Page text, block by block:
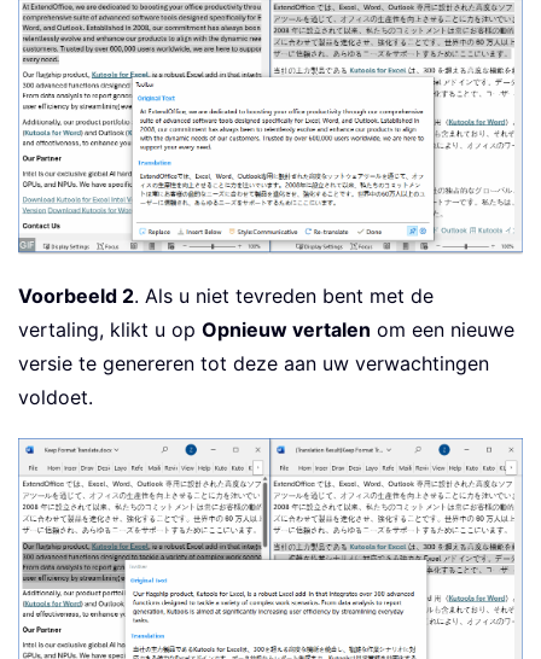
Voorbeeld 2. Als u niet tevreden bent met de
vertaling, klikt u op Opnieuw vertalen om een nieuwe
versie te genereren tot deze aan uw verwachtingen
voldoet.